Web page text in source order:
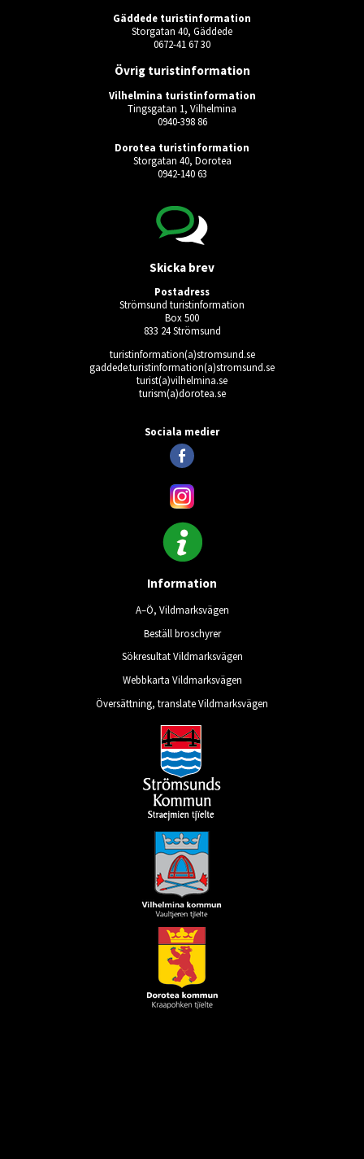
Gäddede turistinformation
Storgatan 40, Gäddede
0672-41 67 30
Övrig turistinformation
Vilhelmina turistinformation
Tingsgatan 1, Vilhelmina
0940-398 86
Dorotea turistinformation
Storgatan 40, Dorotea
0942-140 63
Skicka brev
Postadress
Strömsund turistinformation
Box 500
833 24 Strömsund
turistinformation(a)stromsund.se
gaddede.turistinformation(a)stromsund.se
turist(a)vilhelmina.se
turism(a)dorotea.se
Sociala medier
Information
A–Ö, Vildmarksvägen
Beställ broschyrer
Sökresultat Vildmarksvägen
Webbkarta Vildmarksvägen
Översättning, translate Vildmarksvägen